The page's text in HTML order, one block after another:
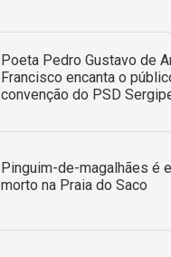
Poeta Pedro Gustavo de
Francisco encanta o
convenção do PSD
Pinguim-de-magalhães é
morto na Praia do Saco